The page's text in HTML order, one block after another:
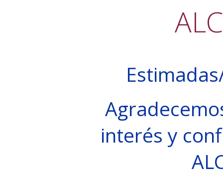
interés y